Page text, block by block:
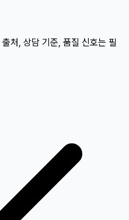
출처, 상담 기준, 품질 신호는 필